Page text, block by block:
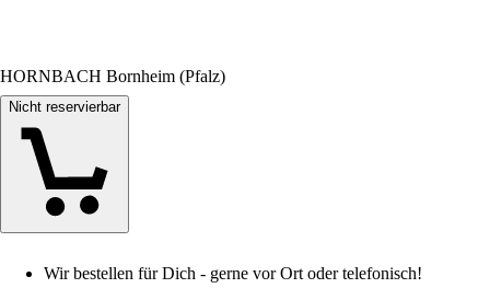
HORNBACH Bornheim (Pfalz)
Nicht reservierbar
Wir bestellen für Dich - gerne vor Ort oder telefonisch!